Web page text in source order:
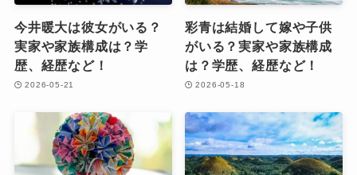
今井暖大は彼女がいる？
実家や家族構成は？学
歴、経歴など！
2026-05-21
彩青は結婚して嫁や子供
がいる？実家や家族構成
は？学歴、経歴など！
2026-05-18